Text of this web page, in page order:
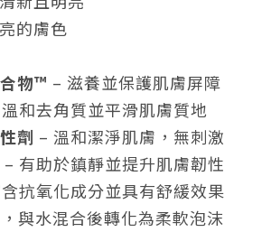
的膚色
物™ – 滋養並保護肌膚屏障
和去角質並平滑肌膚質地
劑 – 溫和潔淨肌膚，無刺激
– 有助於鎮靜並提升肌膚韌性
抗氧化成分並具有舒緩效果
與水混合後轉化為柔軟泡沫